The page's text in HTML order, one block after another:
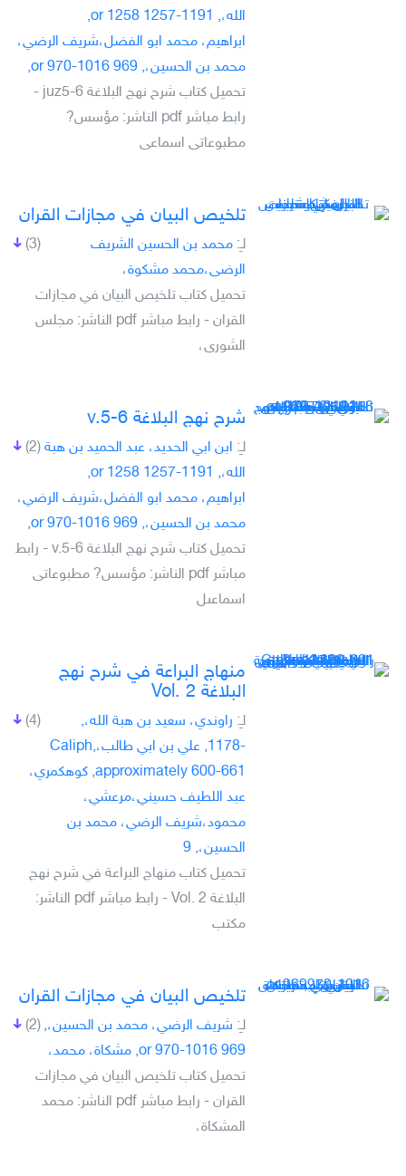
الله،, 1191-1257 or 1258,
ابراهيم، محمد ابو الفضل،شريف الرضي،
محمد بن الحسين،, 969 or 970-1016,
تحميل كتاب شرح نهج البلاغة juz5-6 -
رابط مباشر pdf الناشر: مؤسس?
مطبوعاتى اسماعى
تلخيص البيان في مجازات القران
(3) لـِ: محمد بن الحسين الشريف
الرضى،محمد مشكوة،
تحميل كتاب تلخيص البيان في مجازات
القران - رابط مباشر pdf الناشر: مجلس
الشورى،
شرح نهج البلاغة v.5-6
(2) لـِ: ابن ابي الحديد، عبد الحميد بن هبة
الله،, 1191-1257 or 1258,
ابراهيم، محمد ابو الفضل،شريف الرضي،
محمد بن الحسين،, 969 or 970-1016,
تحميل كتاب شرح نهج البلاغة v.5-6 - رابط
مباشر pdf الناشر: مؤسس? مطبوعاتى
اسماعىل
منهاج البراعة في شرح نهج
البلاغة Vol. 2
(4) لـِ: راوندي، سعيد بن هبة الله،,
-1178, علي بن ابي طالب،Caliph,
approximately 600-661, كوهكمري،
عبد اللطيف حسيني،مرعشي،
محمود،شريف الرضي، محمد بن
الحسين،, 9
تحميل كتاب منهاج البراعة في شرح نهج
البلاغة Vol. 2 - رابط مباشر pdf الناشر:
مكتب
تلخيص البيان في مجازات القران
(2) لـِ: شريف الرضي، محمد بن الحسين،,
969 or 970-1016, مشكاة، محمد،
تحميل كتاب تلخيص البيان في مجازات
القران - رابط مباشر pdf الناشر: محمد
المشكاة،